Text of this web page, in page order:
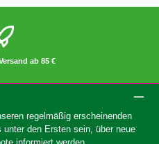
ab 85 €
regelmäßig erscheinenden
den Ersten sein, über neue